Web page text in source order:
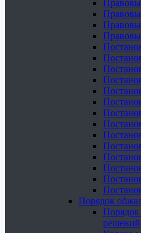
Порядок
решений